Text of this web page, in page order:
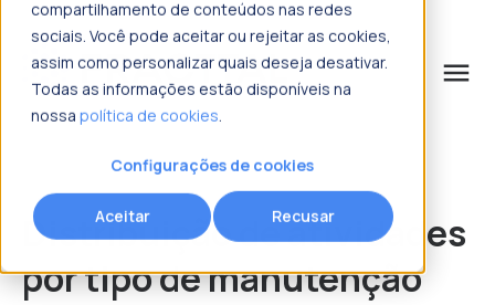
compartilhamento de conteúdos nas redes
sociais. Você pode aceitar ou rejeitar as cookies,
assim como personalizar quais deseja desativar.
Todas as informações estão disponíveis na
nossa política de cookies.
Configurações de cookies
Aceitar Recusar
menu
o que procura?
Distribuição de atividades
por tipo de manutenção